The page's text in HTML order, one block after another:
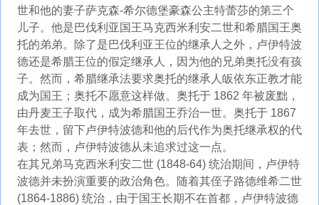
世和他的妻子萨克森-希尔德堡豪森公主特蕾莎的第三个
儿子。他是巴伐利亚国王马克西米利安二世和希腊国王奥
托的弟弟。除了是巴伐利亚王位的继承人之外，卢伊特波
德还是希腊王位的假定继承人，因为他的兄弟奥托没有孩
子。然而，希腊继承法要求奥托的继承人皈依东正教才能
成为国王；奥托不愿意这样做。奥托于 1862 年被废黜，
由丹麦王子取代，成为希腊国王乔治一世。奥托于 1867
年去世，留下卢伊特波德和他的后代作为奥托继承权的代
表；然而，卢伊特波德从未追求过这一点。
在其兄弟马克西米利安二世 (1848-64) 统治期间，卢伊特
波德并未扮演重要的政治角色。随着其侄子路德维希二世
(1864-1886) 统治，由于国王长期不在首都，卢伊特波德